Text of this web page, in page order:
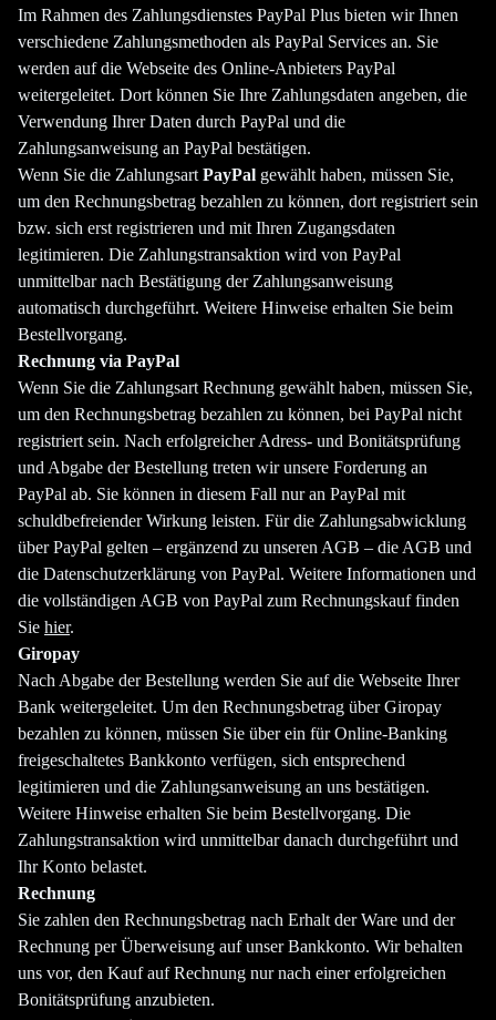
Im Rahmen des Zahlungsdienstes PayPal Plus bieten wir Ihnen
verschiedene Zahlungsmethoden als PayPal Services an. Sie
werden auf die Webseite des Online-Anbieters PayPal
weitergeleitet. Dort können Sie Ihre Zahlungsdaten angeben, die
Verwendung Ihrer Daten durch PayPal und die
Zahlungsanweisung an PayPal bestätigen.
Wenn Sie die Zahlungsart PayPal gewählt haben, müssen Sie,
um den Rechnungsbetrag bezahlen zu können, dort registriert sein
bzw. sich erst registrieren und mit Ihren Zugangsdaten
legitimieren. Die Zahlungstransaktion wird von PayPal
unmittelbar nach Bestätigung der Zahlungsanweisung
automatisch durchgeführt. Weitere Hinweise erhalten Sie beim
Bestellvorgang.
Rechnung via PayPal
Wenn Sie die Zahlungsart Rechnung gewählt haben, müssen Sie,
um den Rechnungsbetrag bezahlen zu können, bei PayPal nicht
registriert sein. Nach erfolgreicher Adress- und Bonitätsprüfung
und Abgabe der Bestellung treten wir unsere Forderung an
PayPal ab. Sie können in diesem Fall nur an PayPal mit
schuldbefreiender Wirkung leisten. Für die Zahlungsabwicklung
über PayPal gelten – ergänzend zu unseren AGB – die AGB und
die Datenschutzerklärung von PayPal. Weitere Informationen und
die vollständigen AGB von PayPal zum Rechnungskauf finden
Sie hier.
Giropay
Nach Abgabe der Bestellung werden Sie auf die Webseite Ihrer
Bank weitergeleitet. Um den Rechnungsbetrag über Giropay
bezahlen zu können, müssen Sie über ein für Online-Banking
freigeschaltetes Bankkonto verfügen, sich entsprechend
legitimieren und die Zahlungsanweisung an uns bestätigen.
Weitere Hinweise erhalten Sie beim Bestellvorgang. Die
Zahlungstransaktion wird unmittelbar danach durchgeführt und
Ihr Konto belastet.
Rechnung
Sie zahlen den Rechnungsbetrag nach Erhalt der Ware und der
Rechnung per Überweisung auf unser Bankkonto. Wir behalten
uns vor, den Kauf auf Rechnung nur nach einer erfolgreichen
Bonitätsprüfung anzubieten.